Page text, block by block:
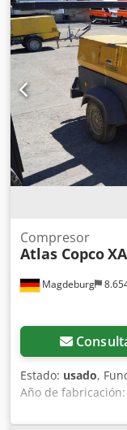
Magdeburg
Compresor
Atlas Copco
Estado: usado,
Año de fabricación:
, Compresor
2011, 1637 horas